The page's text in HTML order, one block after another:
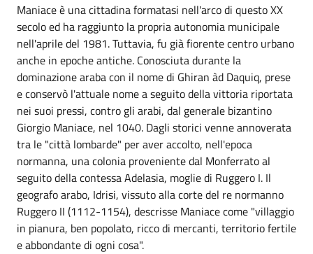
Maniace è una cittadina formatasi nell'arco di questo XX
secolo ed ha raggiunto la propria autonomia municipale
nell'aprile del 1981. Tuttavia, fu già fiorente centro urbano
anche in epoche antiche. Conosciuta durante la
dominazione araba con il nome di Ghiran àd Daquiq, prese
e conservò l'attuale nome a seguito della vittoria riportata
nei suoi pressi, contro gli arabi, dal generale bizantino
Giorgio Maniace, nel 1040. Dagli storici venne annoverata
tra le "città lombarde" per aver accolto, nell'epoca
normanna, una colonia proveniente dal Monferrato al
seguito della contessa Adelasia, moglie di Ruggero I. Il
geografo arabo, Idrisi, vissuto alla corte del re normanno
Ruggero II (1112-1154), descrisse Maniace come "villaggio
in pianura, ben popolato, ricco di mercanti, territorio fertile
e abbondante di ogni cosa".